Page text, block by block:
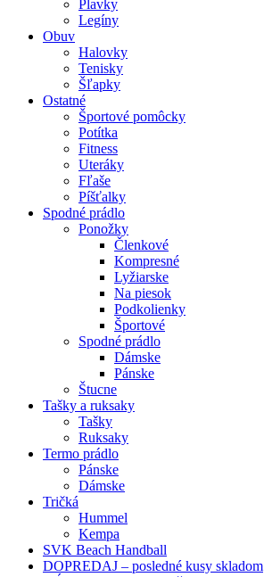
Plavky
Legíny
Obuv
Halovky
Tenisky
Šľapky
Ostatné
Športové pomôcky
Potítka
Fitness
Uteráky
Fľaše
Píšťalky
Spodné prádlo
Ponožky
Členkové
Kompresné
Lyžiarske
Na piesok
Podkolienky
Športové
Spodné prádlo
Dámske
Pánske
Štucne
Tašky a ruksaky
Tašky
Ruksaky
Termo prádlo
Pánske
Dámske
Tričká
Hummel
Kempa
SVK Beach Handball
DOPREDAJ – posledné kusy skladom